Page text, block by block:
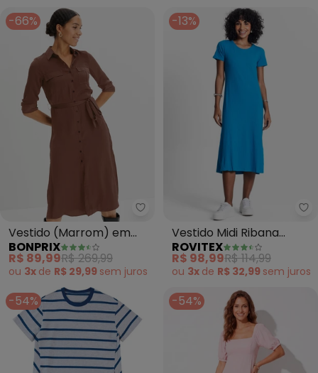
-66%
bonprix - Vestido (Marrom) em
Vestido (Marrom) em
Viscose Plana
BONPRIX
R$ 89,99R$ 269,99
ou 3x de R$ 29,99 sem juros
-13%
Vestido Midi Ribana
Canelada Básico (Azul)
ROVITEX
R$ 98,99R$ 114,99
ou 3x de R$ 32,99 sem juros
-54% -54%